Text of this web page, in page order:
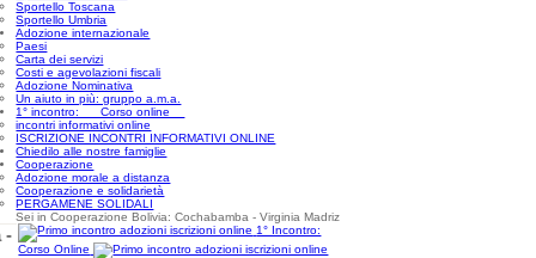
Sportello Toscana
Sportello Umbria
Adozione internazionale
Paesi
Carta dei servizi
Costi e agevolazioni fiscali
Adozione Nominativa
Un aiuto in più: gruppo a.m.a.
1° incontro: Corso online
incontri informativi online
ISCRIZIONE INCONTRI INFORMATIVI ONLINE
Chiedilo alle nostre famiglie
Cooperazione
Adozione morale a distanza
Cooperazione e solidarietà
PERGAMENE SOLIDALI
Sei in Cooperazione Bolivia: Cochabamba - Virginia Madriz
-
1° Incontro:
Corso Online